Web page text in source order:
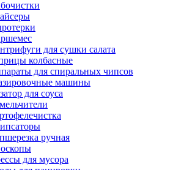
для сушки салата
колбасные
для спиральных чипсов
машины
для соуса
ручная
для мусора